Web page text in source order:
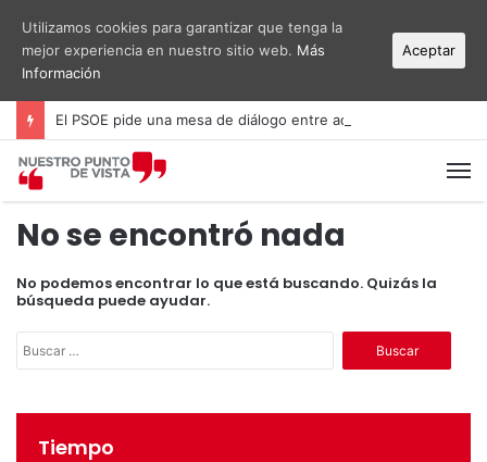
No se encontró nada
No podemos encontrar lo que está buscando. Quizás la
búsqueda puede ayudar.
c
Tiempo
Utilizamos cookies para garantizar que tenga la
mejor experiencia en nuestro sitio web. Más
Información
Aceptar